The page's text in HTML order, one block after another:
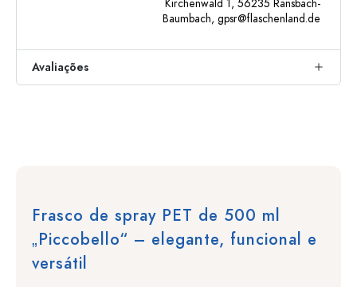
Kirchenwald 1, 56235 Ransbach-
Baumbach, gpsr@flaschenland.de
Avaliações
Frasco de spray PET de 500 ml
„Piccobello“ – elegante, funcional e
versátil